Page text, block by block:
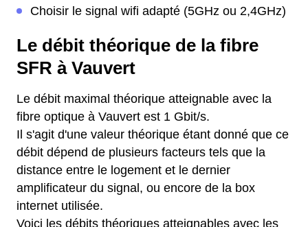
Choisir le signal wifi adapté (5GHz ou 2,4GHz)
Le débit théorique de la fibre
SFR à Vauvert
Le débit maximal théorique atteignable avec la
fibre optique à Vauvert est 1 Gbit/s.
Il s'agit d'une valeur théorique étant donné que ce
débit dépend de plusieurs facteurs tels que la
distance entre le logement et le dernier
amplificateur du signal, ou encore de la box
internet utilisée.
Voici les débits théoriques atteignables avec les